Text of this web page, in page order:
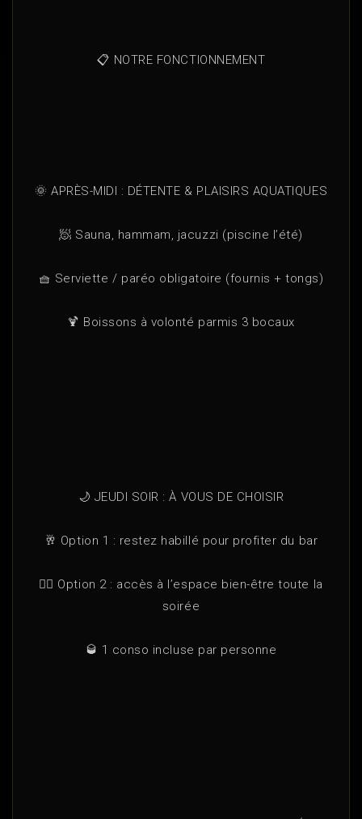
📋 NOTRE FONCTIONNEMENT
🌞 APRÈS-MIDI : DÉTENTE & PLAISIRS AQUATIQUES
🧖 Sauna, hammam, jacuzzi (piscine l’été)
🧺 Serviette / paréo obligatoire (fournis + tongs)
🍹 Boissons à volonté parmis 3 bocaux
🌙 JEUDI SOIR : À VOUS DE CHOISIR
🥂 Option 1 : restez habillé pour profiter du bar
🧖‍♂️ Option 2 : accès à l’espace bien-être toute la
soirée
🥃 1 conso incluse par personne